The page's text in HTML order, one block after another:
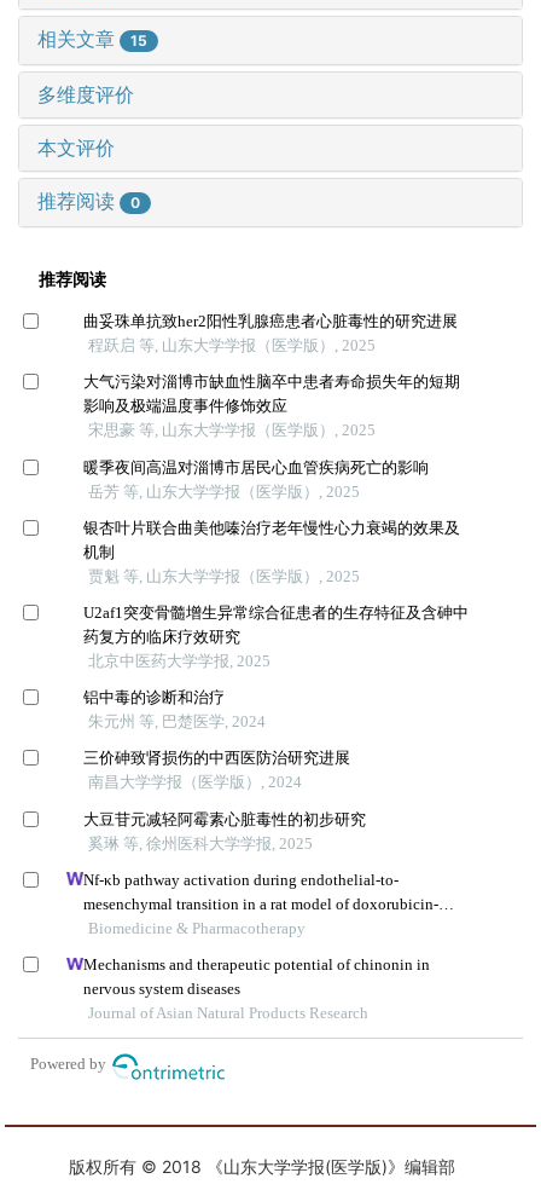
相关文章 15
多维度评价
本文评价
推荐阅读 0
版权所有 © 2018 《山东大学学报(医学版)》编辑部